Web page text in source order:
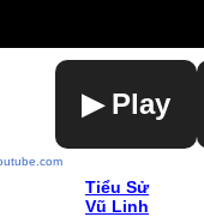
▶ Play
Tiểu Sử
Vũ Linh